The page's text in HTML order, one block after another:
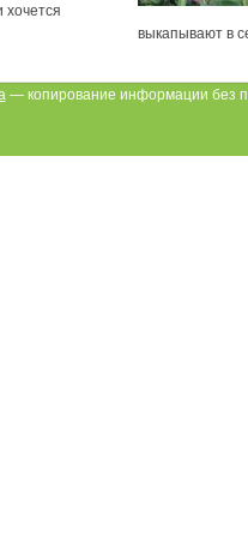
хочется
выкапывают в
— копирование информации без